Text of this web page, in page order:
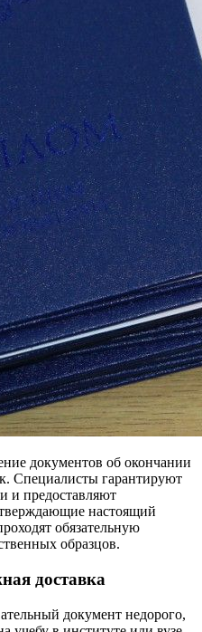
документов об окончании
Специалисты гарантируют
и предоставляют
настоящий
обязательную
образцов.
доставка
документ недорого,